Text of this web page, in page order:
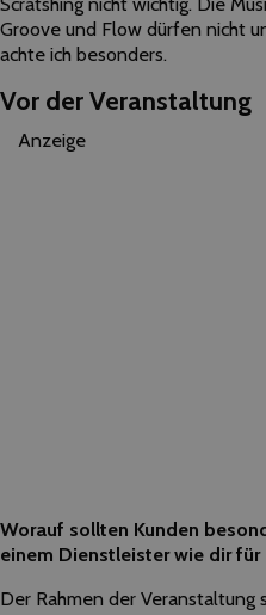
Groove und Flow dürfen nicht
achte ich besonders.
Vor der Veranstaltung
Anzeige
Worauf sollten Kunden
einem Dienstleister wie dir für
Der Rahmen der